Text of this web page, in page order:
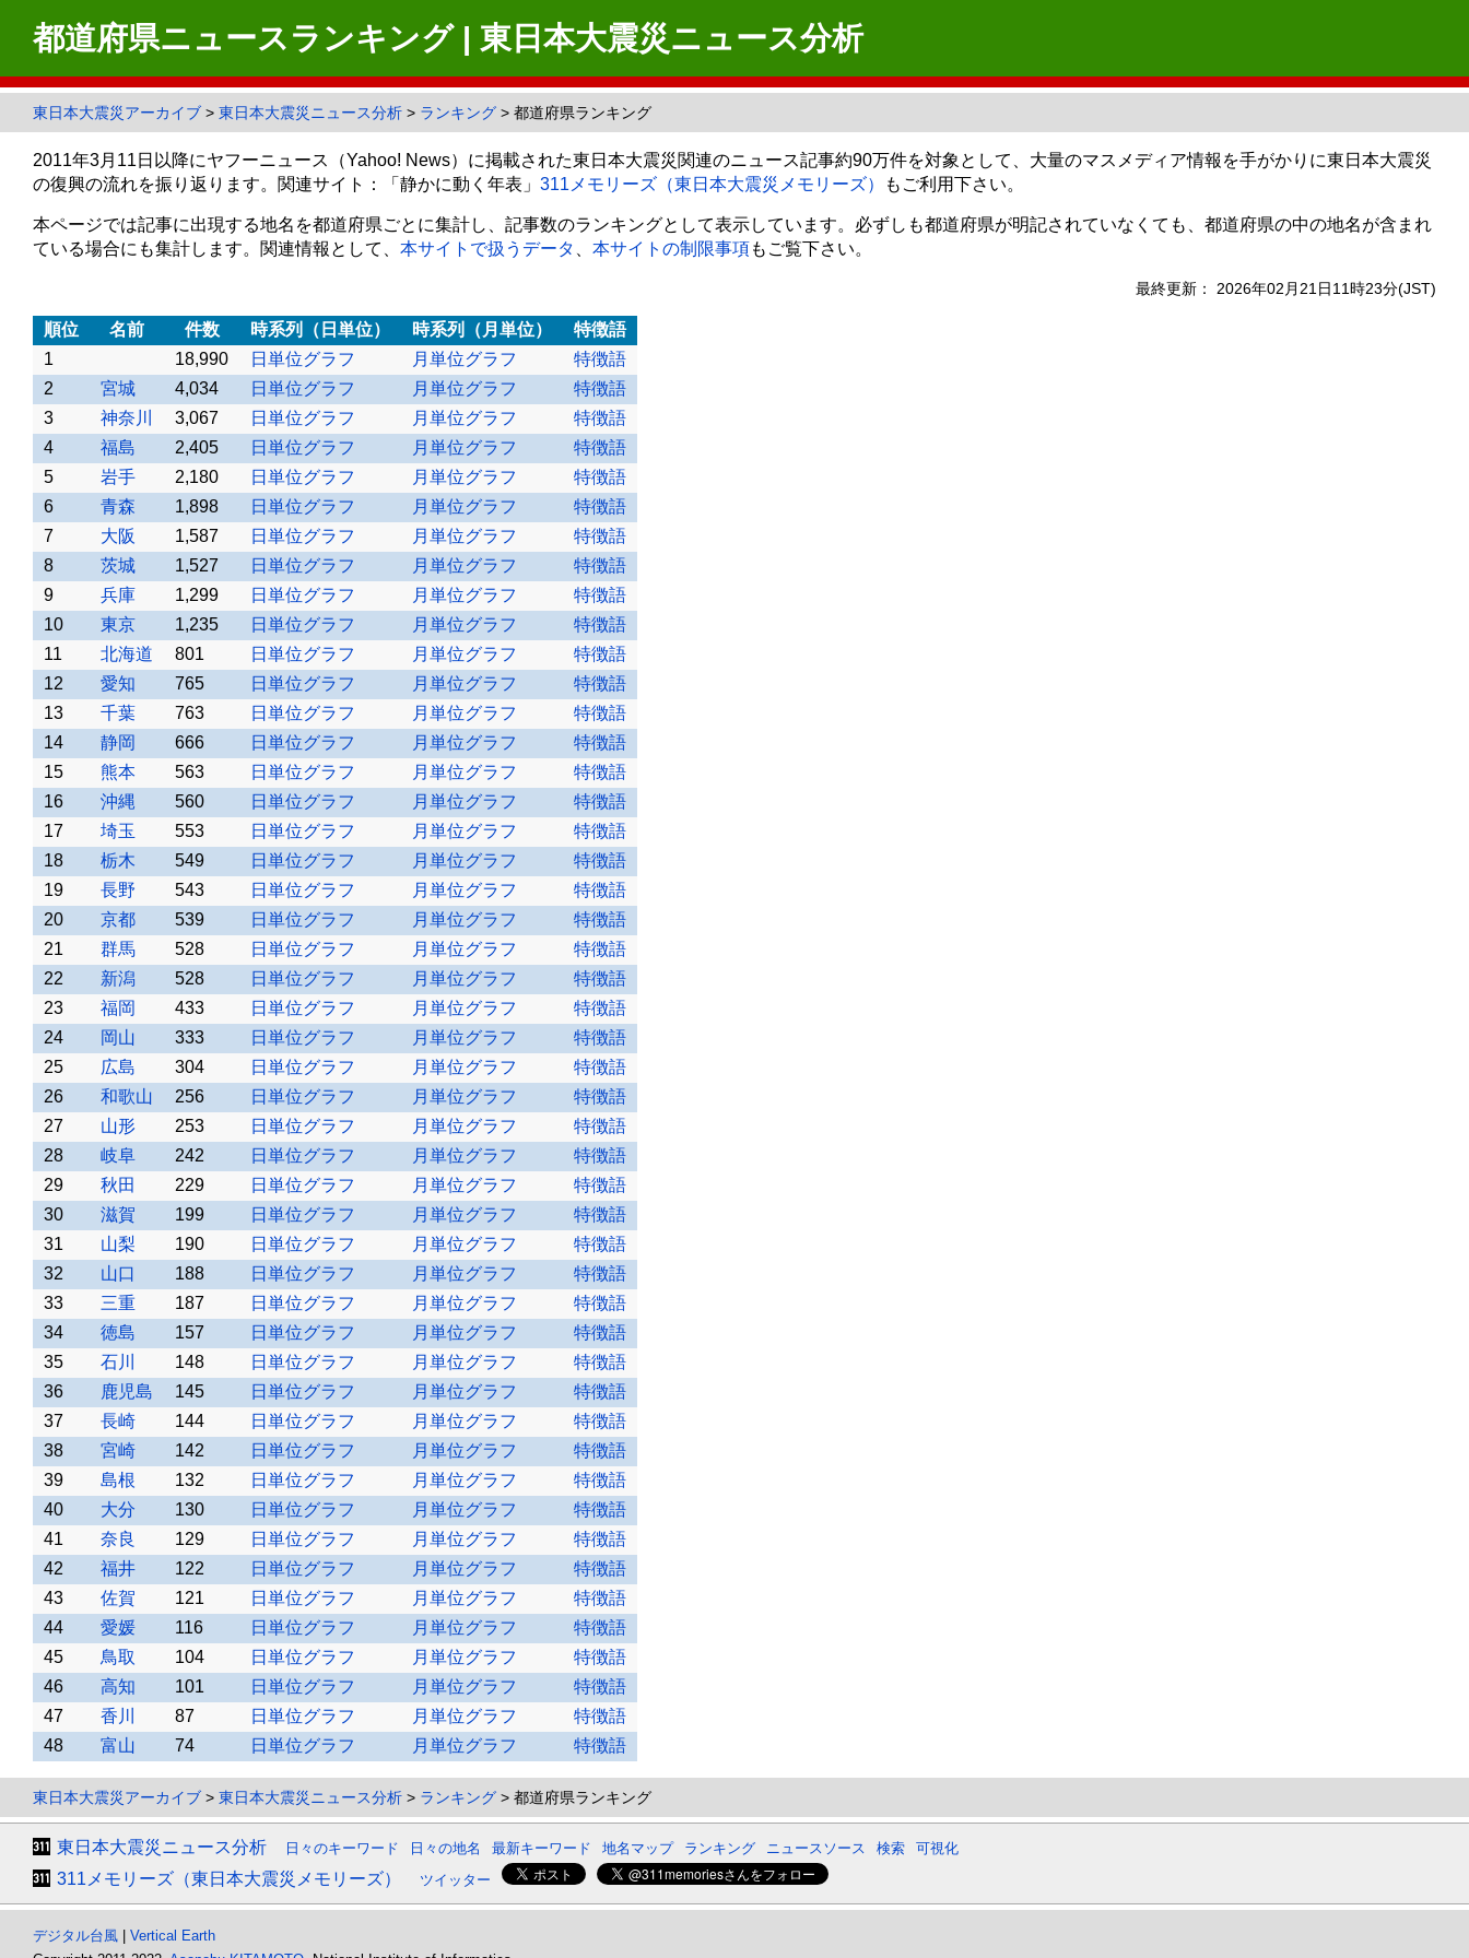
都道府県ニュースランキング | 東日本大震災ニュース分析
東日本大震災アーカイブ > 東日本大震災ニュース分析 > ランキング > 都道府県ランキング
2011年3月11日以降にヤフーニュース（Yahoo! News）に掲載された東日本大震災関連のニュース記事約90万件を対象として、大量のマスメディア情報を手がかりに東日本大震災
の復興の流れを振り返ります。関連サイト：「静かに動く年表」 311メモリーズ（東日本大震災メモリーズ） もご利用下さい。
本ページでは記事に出現する地名を都道府県ごとに集計し、記事数のランキングとして表示しています。必ずしも都道府県が明記されていなくても、都道府県の中の地名が含まれ
ている場合にも集計します。関連情報として、 本サイトで扱うデータ 本サイトの制限事項もご覧下さい。
最終更新： 2026年02月21日11時23分(JST)
順位 名前 件数 時系列（日単位） 時系列（月単位）
特徴語
1
18,990 日単位グラフ 月単位グラフ
特徴語
2
宮城 4,034 日単位グラフ 月単位グラフ
特徴語
3
神奈川 3,067 日単位グラフ 月単位グラフ
特徴語
4
福島 2,405 日単位グラフ 月単位グラフ
特徴語
5
岩手 2,180 日単位グラフ 月単位グラフ
特徴語
6
青森 1,898 日単位グラフ 月単位グラフ
特徴語
7
大阪 1,587 日単位グラフ 月単位グラフ
特徴語
8
茨城 1,527 日単位グラフ 月単位グラフ
特徴語
9
兵庫 1,299 日単位グラフ 月単位グラフ
特徴語
10
東京 1,235 日単位グラフ 月単位グラフ
特徴語
11
北海道 801 日単位グラフ 月単位グラフ
特徴語
12
愛知 765 日単位グラフ 月単位グラフ
特徴語
13
千葉 763 日単位グラフ 月単位グラフ
特徴語
14
静岡 666 日単位グラフ 月単位グラフ
特徴語
15
熊本 563 日単位グラフ 月単位グラフ
特徴語
16
沖縄 560 日単位グラフ 月単位グラフ
特徴語
17
埼玉 553 日単位グラフ 月単位グラフ
特徴語
18
栃木 549 日単位グラフ 月単位グラフ
特徴語
19
長野 543 日単位グラフ 月単位グラフ
特徴語
20
京都 539 日単位グラフ 月単位グラフ
特徴語
21
群馬 528 日単位グラフ 月単位グラフ
特徴語
22
新潟 528 日単位グラフ 月単位グラフ
特徴語
23
福岡 433 日単位グラフ 月単位グラフ
特徴語
24
岡山 333 日単位グラフ 月単位グラフ
特徴語
25
広島 304 日単位グラフ 月単位グラフ
特徴語
26
和歌山 256 日単位グラフ 月単位グラフ
特徴語
27
山形 253 日単位グラフ 月単位グラフ
特徴語
28
岐阜 242 日単位グラフ 月単位グラフ
特徴語
29
秋田 229 日単位グラフ 月単位グラフ
特徴語
30
滋賀 199 日単位グラフ 月単位グラフ
特徴語
31
山梨 190 日単位グラフ 月単位グラフ
特徴語
32
山口 188 日単位グラフ 月単位グラフ
特徴語
33
三重 187 日単位グラフ 月単位グラフ
特徴語
34
徳島 157 日単位グラフ 月単位グラフ
特徴語
35
石川 148 日単位グラフ 月単位グラフ
特徴語
36
鹿児島 145 日単位グラフ 月単位グラフ
特徴語
37
長崎 144 日単位グラフ 月単位グラフ
特徴語
38
宮崎 142 日単位グラフ 月単位グラフ
特徴語
39
島根 132 日単位グラフ 月単位グラフ
特徴語
40
大分 130 日単位グラフ 月単位グラフ
特徴語
41
奈良 129 日単位グラフ 月単位グラフ
特徴語
42
福井 122 日単位グラフ 月単位グラフ
特徴語
43
佐賀 121 日単位グラフ 月単位グラフ
特徴語
44
愛媛 116 日単位グラフ 月単位グラフ
特徴語
45
鳥取 104 日単位グラフ 月単位グラフ
特徴語
46
高知 101 日単位グラフ 月単位グラフ
特徴語
47
香川 87 日単位グラフ 月単位グラフ
特徴語
48
富山 74 日単位グラフ 月単位グラフ 特徴語
東日本大震災アーカイブ > 東日本大震災ニュース分析 > ランキング > 都道府県ランキング
東日本大震災ニュース分析 日々のキーワード 日々の地名 最新キーワード 地名マップ ランキング ニュースソース 検索 可視化
311メモリーズ（東日本大震災メモリーズ） ツイッター
デジタル台風
Vertical Earth